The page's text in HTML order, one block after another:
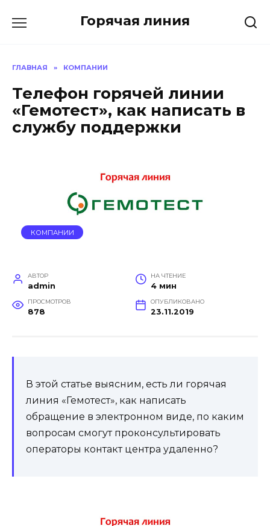
Горячая линия
ГЛАВНАЯ » КОМПАНИИ
Телефон горячей линии
«Гемотест», как написать в
службу поддержки
КОМПАНИИ
АВТОР
admin
НА ЧТЕНИЕ
4 мин
ПРОСМОТРОВ
878
ОПУБЛИКОВАНО
23.11.2019
В этой статье выясним, есть ли горячая
линия «Гемотест», как написать
обращение в электронном виде, по каким
вопросам смогут проконсультировать
операторы контакт центра удаленно?